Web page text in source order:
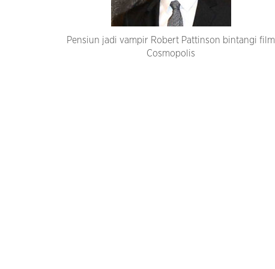
Pensiun jadi vampir Robert Pattinson bintangi film
Cosmopolis